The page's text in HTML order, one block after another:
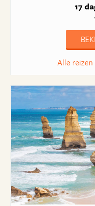
17
Alle reizen